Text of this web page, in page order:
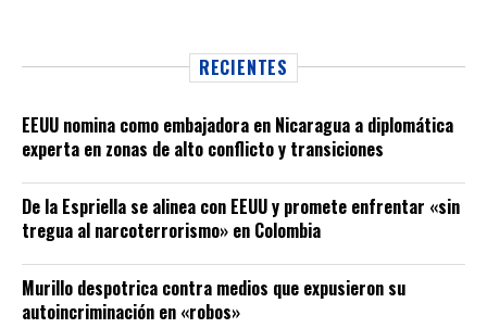
RECIENTES
EEUU nomina como embajadora en Nicaragua a diplomática
experta en zonas de alto conflicto y transiciones
De la Espriella se alinea con EEUU y promete enfrentar «sin
tregua al narcoterrorismo» en Colombia
Murillo despotrica contra medios que expusieron su
autoincriminación en «robos»